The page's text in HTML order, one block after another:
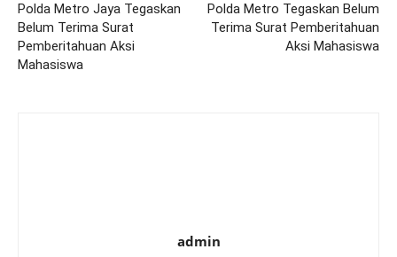
Polda Metro Jaya Tegaskan
Belum Terima Surat
Pemberitahuan Aksi
Mahasiswa
Polda Metro Tegaskan Belum
Terima Surat Pemberitahuan
Aksi Mahasiswa
admin